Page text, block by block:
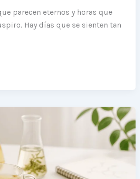
parecen eternos y horas que
Hay días que se sienten tan